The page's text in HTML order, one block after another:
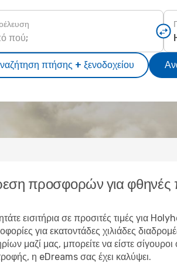
πτήσης + ξενοδοχείου
προσφορών για φθηνές
εισιτήρια σε προσιτές τιμές για
για εκατοντάδες χιλιάδες
μαζί μας, μπορείτε να είστε
η eDreams σας έχει καλύψει.